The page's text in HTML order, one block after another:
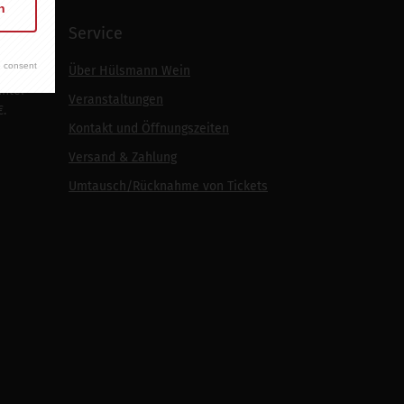
Service
Über Hülsmann Wein
Veranstaltungen
Kontakt und Öffnungszeiten
Versand & Zahlung
Umtausch/Rücknahme von Tickets
consent